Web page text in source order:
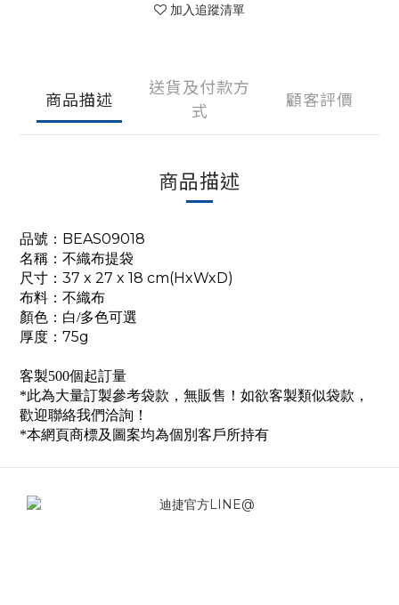
加入追蹤清單
商品描述
送貨及付款方
式
顧客評價
商品描述
品號：BEAS09018
名稱：不織布提袋
尺寸：37 x 27 x 18 cm(HxWxD)
布料：不織布
顏色：白/多色可選
厚度：75g
客製500個起訂量
*此為大量訂製參考袋款，無販售！如欲客製類似袋款，
歡迎聯絡我們洽詢！
*本網頁商標及圖案均為個別客戶所持有